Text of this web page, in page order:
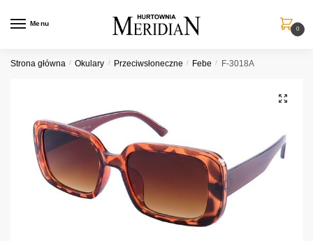
Menu
0
Strona główna / Okulary / Przeciwsłoneczne / Febe / F-3018A